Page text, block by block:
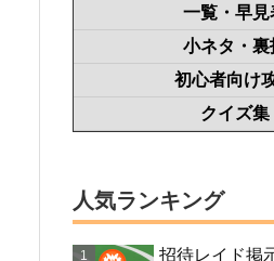
一覧・早見
小ネタ・裏
初心者向け
クイズ集
人気ランキング
招待レイド掲